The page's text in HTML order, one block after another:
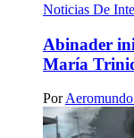
Noticias De
Abinader
María
Por Aeromundo